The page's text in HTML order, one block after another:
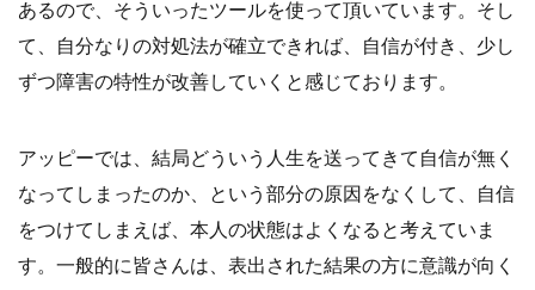
あるので、そういったツールを使って頂いています。そし
て、自分なりの対処法が確立できれば、自信が付き、少し
ずつ障害の特性が改善していくと感じております。
アッピーでは、結局どういう人生を送ってきて自信が無く
なってしまったのか、という部分の原因をなくして、自信
をつけてしまえば、本人の状態はよくなると考えていま
す。一般的に皆さんは、表出された結果の方に意識が向く